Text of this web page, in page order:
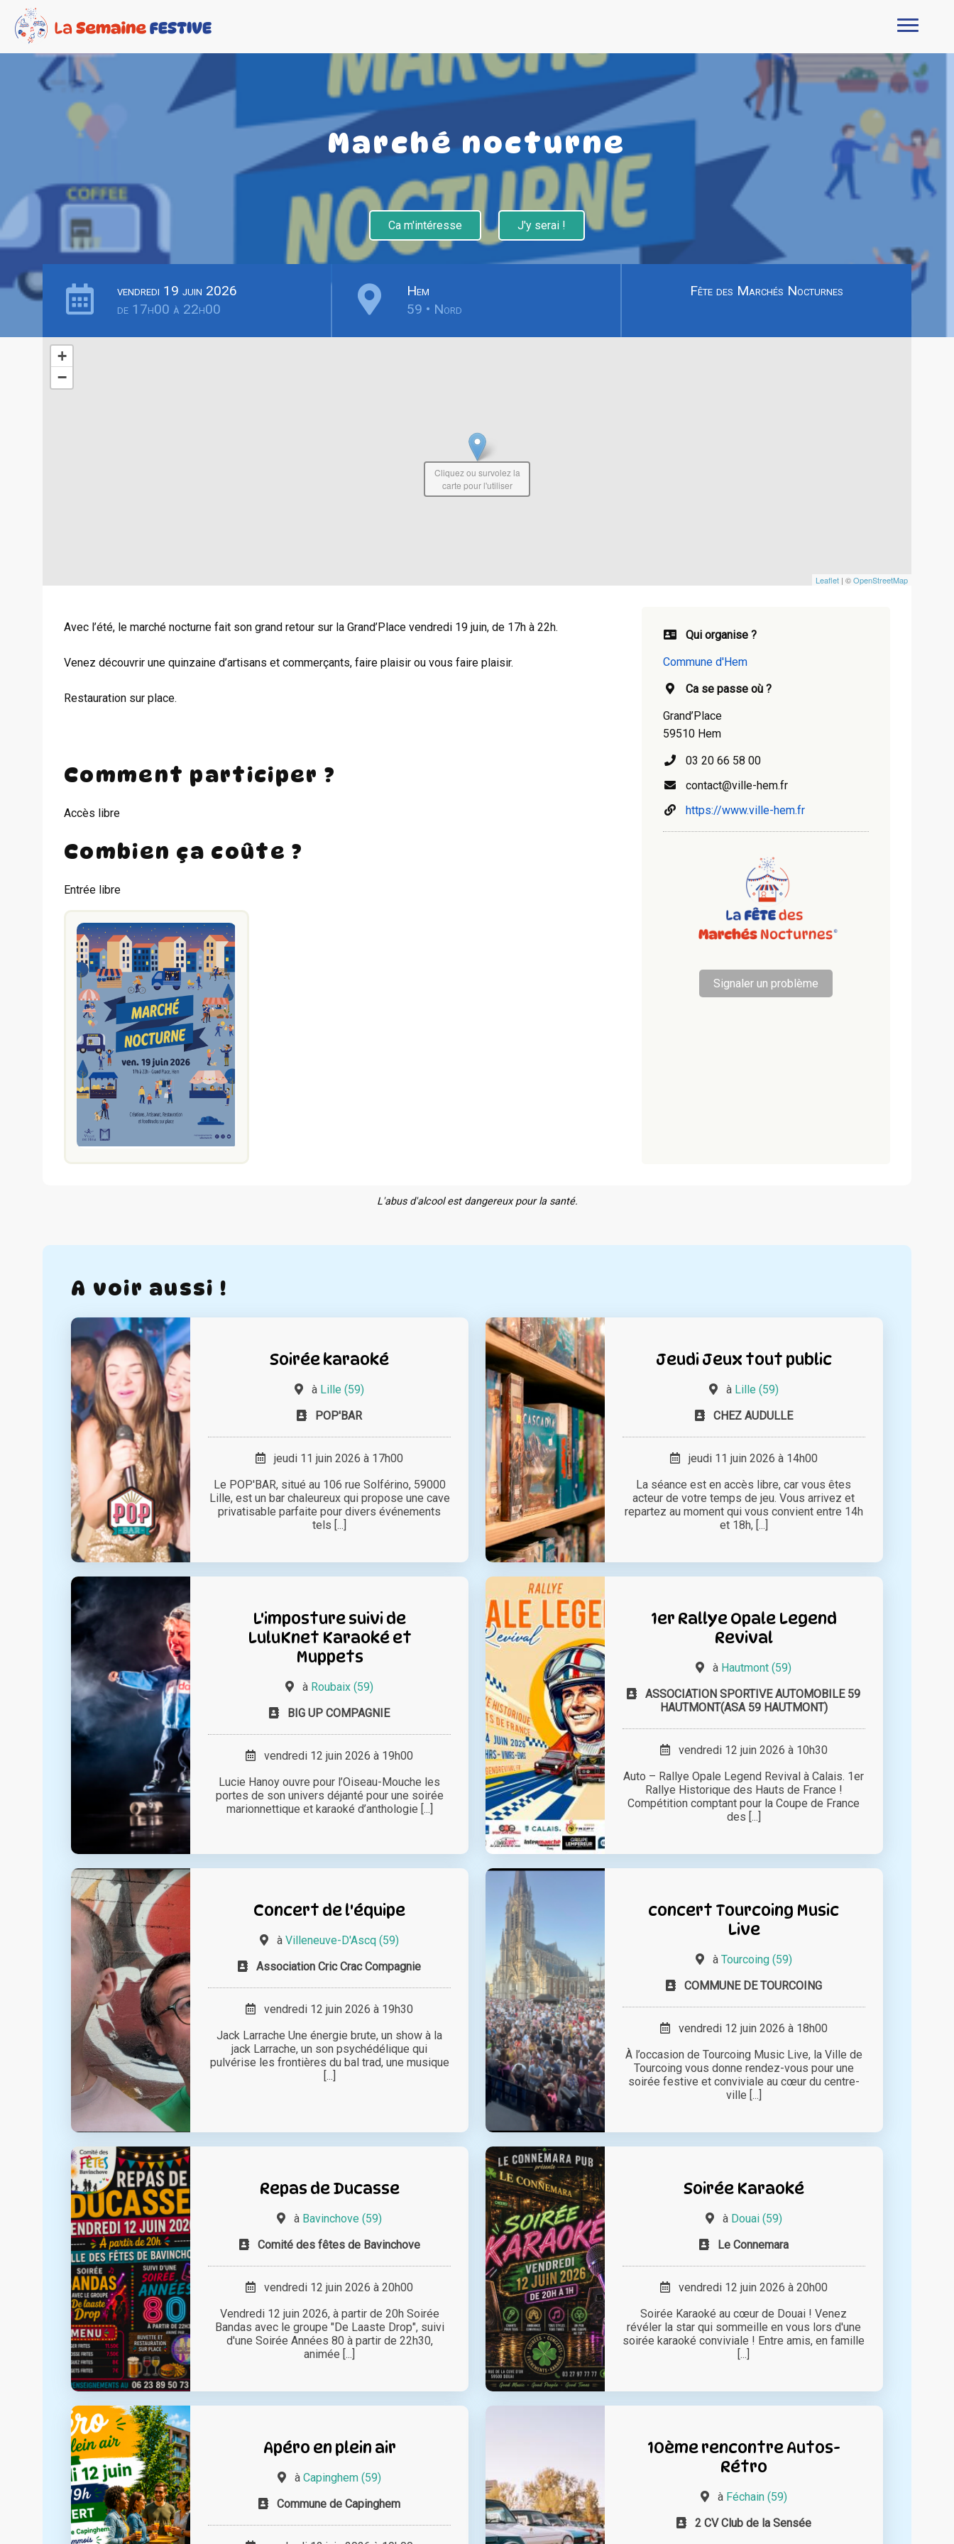
Marché nocturne
Ca m'intéresse J'y serai !
vendredi 19 juin 2026
de 17h00 à 22h00
Hem
59 • Nord
Fête des Marchés Nocturnes
+
−
Leaflet | ©OpenStreetMap
Cliquez ou survolez la
carte pour l'utiliser
Avec l’été, le marché nocturne fait son grand retour sur la Grand’Place vendredi 19 juin, de 17h à 22h.
Venez découvrir une quinzaine d’artisans et commerçants, faire plaisir ou vous faire plaisir.
Restauration sur place.
Comment participer ?
Accès libre
Combien ça coûte ?
Entrée libre
Qui organise ?
Commune d'Hem
Ca se passe où ?
Grand’Place
59510 Hem
03 20 66 58 00
contact@ville-hem.fr
https://www.ville-hem.fr
Signaler un problème
L'abus d'alcool est dangereux pour la santé.
A voir aussi !
Soirée karaoké
à Lille (59)
POP'BAR
jeudi 11 juin 2026 à 17h00
Le POP'BAR, situé au 106 rue Solférino, 59000
Lille, est un bar chaleureux qui propose une cave
privatisable parfaite pour divers événements
tels [...]
Jeudi Jeux tout public
à Lille (59)
CHEZ AUDULLE
jeudi 11 juin 2026 à 14h00
La séance est en accès libre, car vous êtes
acteur de votre temps de jeu. Vous arrivez et
repartez au moment qui vous convient entre 14h
et 18h, [...]
L'imposture suivi de
LuluKnet Karaoké et
Muppets
à Roubaix (59)
BIG UP COMPAGNIE
vendredi 12 juin 2026 à 19h00
Lucie Hanoy ouvre pour l’Oiseau-Mouche les
portes de son univers déjanté pour une soirée
marionnettique et karaoké d’anthologie [...]
1er Rallye Opale Legend
Revival
à Hautmont (59)
ASSOCIATION SPORTIVE AUTOMOBILE 59
HAUTMONT(ASA 59 HAUTMONT)
vendredi 12 juin 2026 à 10h30
Auto – Rallye Opale Legend Revival à Calais. 1er
Rallye Historique des Hauts de France !
Compétition comptant pour la Coupe de France
des [...]
Concert de l'équipe
àVilleneuve-D'Ascq (59)
Association Cric Crac Compagnie
vendredi 12 juin 2026 à 19h30
Jack Larrache Une énergie brute, un show à la
jack Larrache, un son psychédélique qui
pulvérise les frontières du bal trad, une musique
[...]
concert Tourcoing Music
Live
à Tourcoing (59)
COMMUNE DE TOURCOING
vendredi 12 juin 2026 à 18h00
À l’occasion de Tourcoing Music Live, la Ville de
Tourcoing vous donne rendez-vous pour une
soirée festive et conviviale au cœur du centre-
ville [...]
Repas de Ducasse
à Bavinchove (59)
Comité des fêtes de Bavinchove
vendredi 12 juin 2026 à 20h00
Vendredi 12 juin 2026, à partir de 20h Soirée
Bandas avec le groupe "De Laaste Drop", suivi
d'une Soirée Années 80 à partir de 22h30,
animée [...]
Soirée Karaoké
à Douai (59)
Le Connemara
vendredi 12 juin 2026 à 20h00
Soirée Karaoké au cœur de Douai ! Venez
révéler la star qui sommeille en vous lors d'une
soirée karaoké conviviale ! Entre amis, en famille
[...]
Apéro en plein air
àCapinghem (59)
Commune de Capinghem
10ème rencontre Autos-
Rétro
à Féchain (59)
2 CV Club de la Sensée